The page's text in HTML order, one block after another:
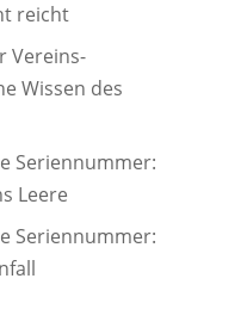
reicht
Vereins-
Wissen des
Seriennummer:
Leere
Seriennummer: